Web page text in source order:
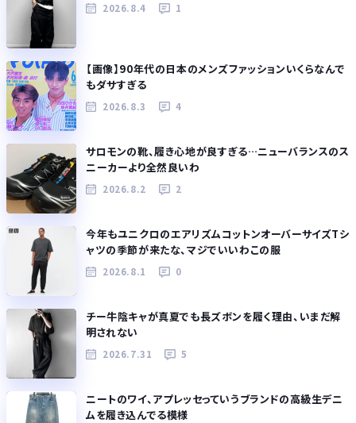
2026.8.4 1
【画像】90年代の日本のメンズファッションいくらなんで
もダサすぎる
2026.8.3 4
サロモンの靴、履き心地が良すぎる…ニューバランスのス
ニーカーより全然良いわ
2026.8.2 2
今年もユニクロのエアリズムコットンオーバーサイズTシ
ャツの季節が来たな、マジでいいわこの服
2026.8.1 0
チー牛陰キャが真夏でも長ズボンを履く理由、いまだ解
明されない
2026.7.31 5
ニートのワイ、アプレッセっていうブランドの高級生デニ
ムを履き込んでる模様